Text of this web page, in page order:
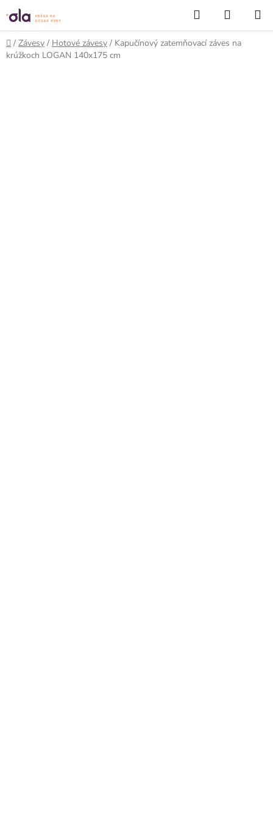
Prejsť
na
obsah
Hľadať
KOŠÍK
Domov
/ Závesy / Hotové závesy / Kapučínový zatemňovací záves na
krúžkoch LOGAN 140x175 cm